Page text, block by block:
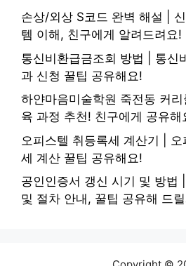
손상/외상 S코드 완벽 해설 |
템 이해, 친구에게 알려드려요!
통신비환급금조회 방법 | 통신
과 신청 꿀팁 공유해요!
하얀마음미술학원 죽전동 커
육 과정 추천! 친구에게 공유해
오피스텔 취등록세 계산기 |
세 계산 꿀팁 공유해요!
공인인증서 갱신 시기 및 방법
및 절차 안내, 꿀팁 공유해 드